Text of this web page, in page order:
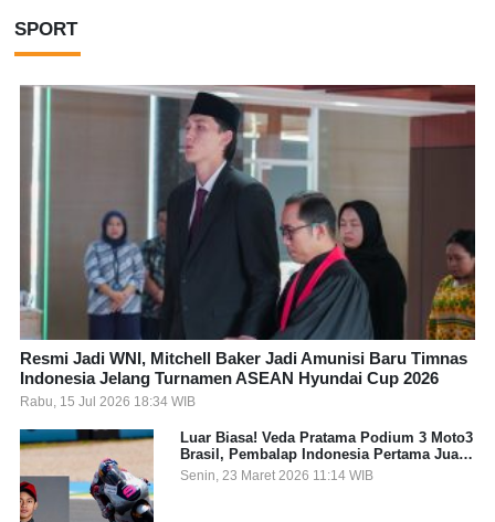
SPORT
Resmi Jadi WNI, Mitchell Baker Jadi Amunisi Baru Timnas
Indonesia Jelang Turnamen ASEAN Hyundai Cup 2026
Rabu, 15 Jul 2026 18:34 WIB
Luar Biasa! Veda Pratama Podium 3 Moto3
Brasil, Pembalap Indonesia Pertama Juara
Grand Prix
Senin, 23 Maret 2026 11:14 WIB